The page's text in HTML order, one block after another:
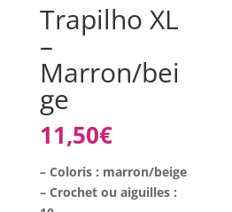
Trapilho XL
–
Marron/bei
ge
11,50€
– Coloris : marron/beige
– Crochet ou aiguilles :